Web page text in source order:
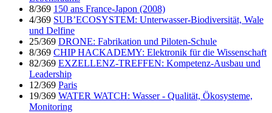
8/369 150 ans France-Japon (2008)
4/369 SUB’ECOSYSTEM: Unterwasser-Biodiversität, Wale
und Delfine
25/369 DRONE: Fabrikation und Piloten-Schule
8/369 CHIP HACKADEMY: Elektronik für die Wissenschaft
82/369 EXZELLENZ-TREFFEN: Kompetenz-Ausbau und
Leadership
12/369 Paris
19/369 WATER WATCH: Wasser - Qualität, Ökosysteme,
Monitoring